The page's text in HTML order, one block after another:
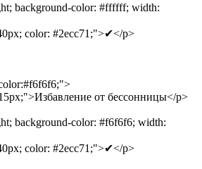
background-color: #ffffff; width:
color: #2ecc71;">✔</p>
от бессонницы</p>
background-color: #f6f6f6; width:
color: #2ecc71;">✔</p>